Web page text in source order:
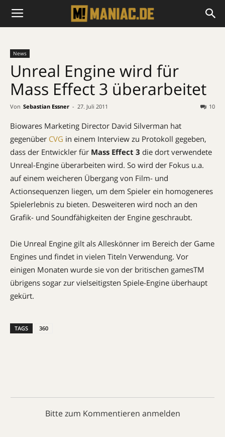
News
Unreal Engine wird für
Mass Effect 3 überarbeitet
Von Sebastian Essner - 27. Juli 2011 10
Biowares Marketing Director David Silverman hat
gegenüber CVG in einem Interview zu Protokoll gegeben,
dass der Entwickler für Mass Effect 3 die dort verwendete
Unreal-Engine überarbeiten wird. So wird der Fokus u.a.
auf einem weicheren Übergang von Film- und
Actionsequenzen liegen, um dem Spieler ein homogeneres
Spielerlebnis zu bieten. Desweiteren wird noch an den
Grafik- und Soundfähigkeiten der Engine geschraubt.
Die Unreal Engine gilt als Alleskönner im Bereich der Game
Engines und findet in vielen Titeln Verwendung. Vor
einigen Monaten wurde sie von der britischen gamesTM
übrigens sogar zur vielseitigsten Spiele-Engine überhaupt
gekürt.
TAGS 360
Bitte zum Kommentieren anmelden